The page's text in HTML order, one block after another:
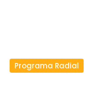
Programa Radial